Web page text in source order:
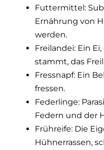
Futtermittel:
Ernährung von
werden.
Freilandei: Ein
stammt, das
Fressnapf: Ein
fressen.
Federlinge:
Federn und der
Frühreife: Die
Hühnerrassen,